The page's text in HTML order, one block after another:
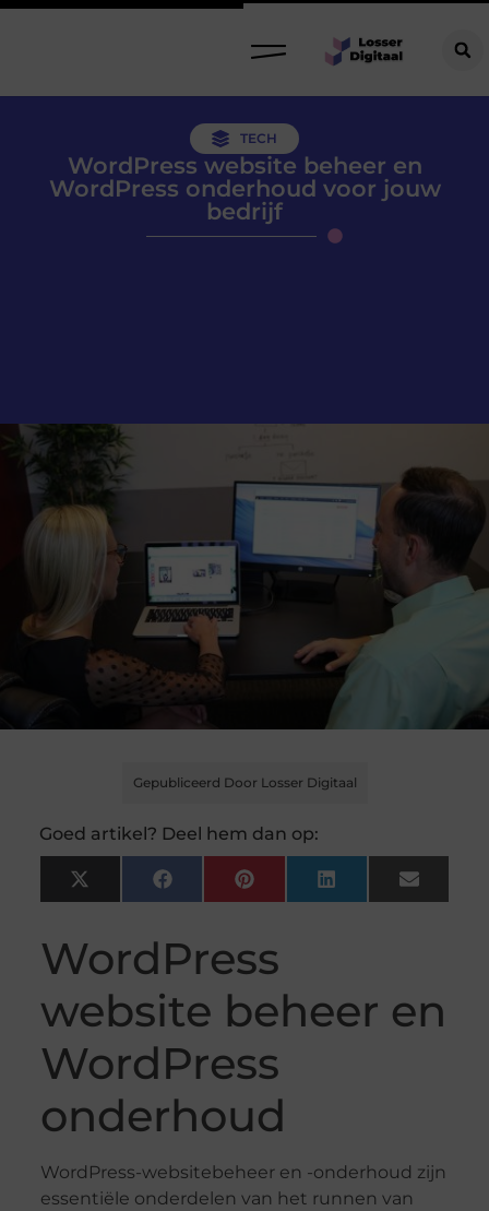
TECH
WordPress website beheer en
WordPress onderhoud voor jouw
bedrijf
Gepubliceerd Door Losser Digitaal
Goed artikel? Deel hem dan op:
X
(Twitter)
FacebookPinterest LinkedIn Email
WordPress
website beheer en
WordPress
onderhoud
WordPress-websitebeheer en -onderhoud zijn
essentiële onderdelen van het runnen van